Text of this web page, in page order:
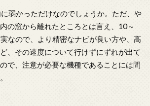
弱かっただけなのでしょうか。ただ、や
の窓から離れたところとは言え、10～
なので、より精密なナビが良い方や、高
、その速度について行けずにずれが出て
で、注意が必要な機種であることには間